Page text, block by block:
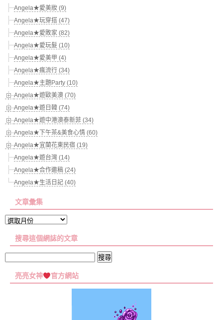
Angela★愛美妝 (9)
Angela★玩穿搭 (47)
Angela★愛敗家 (82)
Angela★愛玩髮 (10)
Angela★愛美甲 (4)
Angela★瘋流行 (34)
Angela★主題Party (10)
Angela★遊歐美澳 (70)
Angela★遊日韓 (74)
Angela★遊中港澳泰新菲 (34)
Angela★下午茶&美食心情 (60)
Angela★宜蘭花東民宿 (19)
Angela★遊台灣 (14)
Angela★合作邀稿 (24)
Angela★生活日記 (40)
文章彙集
文
彙
搜尋這個網誌的文章
關
亮亮女神 官方網站